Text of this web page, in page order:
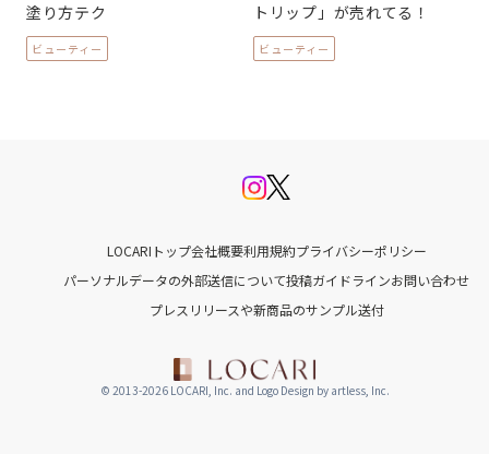
塗り方テク
ビューティー
トリップ」が売れてる！
ビューティー
LOCARIトップ会社概要利用規約プライバシーポリシー
パーソナルデータの外部送信について投稿ガイドラインお問い合わせ
プレスリリースや新商品のサンプル送付
© 2013-2026 LOCARI, Inc. and Logo Design by artless, Inc.